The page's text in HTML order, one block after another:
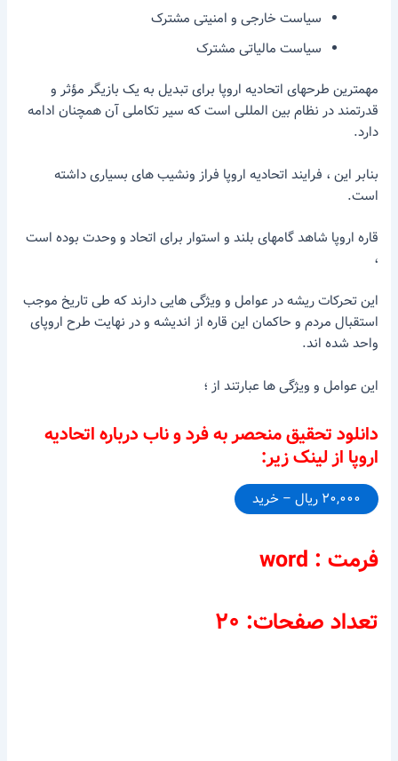
سیاست خارجی و امنیتی مشترک
سیاست مالیاتی مشترک
مهمترین طرحهای اتحادیه اروپا برای تبدیل به یک بازیگر مؤثر و
قدرتمند در نظام بین المللی است که سیر تکاملی آن همچنان ادامه
دارد.
بنابر این ، فرایند اتحادیه اروپا فراز ونشیب های بسیاری داشته
است.
قاره اروپا شاهد گامهای بلند و استوار برای اتحاد و وحدت بوده است
،
این تحرکات ریشه در عوامل و ویژگی هایی دارند که طی تاریخ موجب
استقبال مردم و حاکمان این قاره از اندیشه و در نهایت طرح اروپای
واحد شده اند.
این عوامل و ویژگی ها عبارتند از ؛
دانلود تحقیق منحصر به فرد و ناب درباره اتحادیه
اروپا از لینک زیر:
۲۰,۰۰۰ ریال – خرید
فرمت : word
تعداد صفحات: ۲۰